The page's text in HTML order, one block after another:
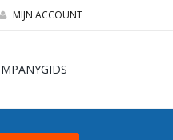
MIJN ACCOUNT